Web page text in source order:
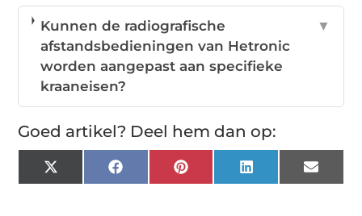
Kunnen de radiografische
afstandsbedieningen van Hetronic
worden aangepast aan specifieke
kraaneisen?
▼
Goed artikel? Deel hem dan op:
X
(Twitter)
FacebookPinterestLinkedInEmail